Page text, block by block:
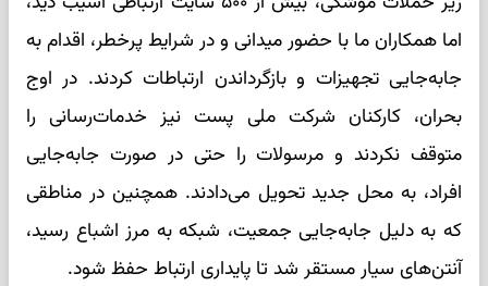
اما همکاران ما با حضور میدانی و در شرایط پرخطر، اقدام به
جابه‌جایی تجهیزات و بازگرداندن ارتباطات کردند. در اوج
بحران، کارکنان شرکت ملی پست نیز خدمات‌رسانی را
متوقف نکردند و مرسولات را حتی در صورت جابه‌جایی
افراد، به محل جدید تحویل می‌دادند. همچنین در مناطقی
که به دلیل جابه‌جایی جمعیت، شبکه به مرز اشباع رسید،
آنتن‌های سیار مستقر شد تا پایداری ارتباط حفظ شود.